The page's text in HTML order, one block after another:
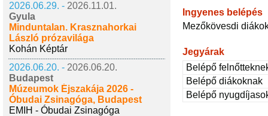
2026.06.29. - 2026.11.01.
Gyula
Minduntalan. Krasznahorkai
László prózavilága
Kohán Képtár
2026.06.20. - 2026.06.20.
Budapest
Múzeumok Éjszakája 2026 -
Óbudai Zsinagóga, Budapest
EMIH - Óbudai Zsinagóga
Ingyenes belépés
Mezőkövesdi
Jegyárak
Belépő
Belépő diákoknak
Belépő